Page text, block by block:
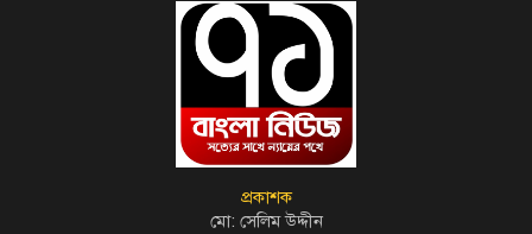
প্রকাশক
মো: সেলিম উদ্দীন